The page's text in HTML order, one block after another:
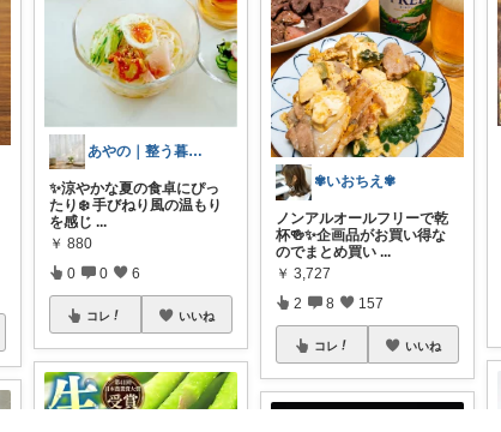
あやの｜整う暮らしROOM
✨涼やかな夏の食卓にぴっ
たり❄️ 手びねり風の温もり
を感じ ...
￥ 880
0 0 6
コレ いいね
✾いおちえ✾
ノンアルオールフリーで乾
杯🍻✨企画品がお買い得な
のでまとめ買い ...
￥ 3,727
2 8 157
コレ いいね